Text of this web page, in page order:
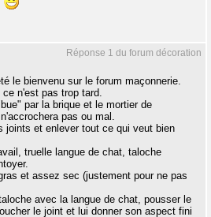
Réponse 1 du forum décoration
le bienvenu sur le forum maçonnerie.
ce n'est pas trop tard.
par la brique et le mortier de
pas ou mal.
joints et enlever tout ce qui veut bien
truelle langue de chat, taloche
et assez sec (justement pour ne pas
avec la langue de chat, pousser le
le joint et lui donner son aspect fini